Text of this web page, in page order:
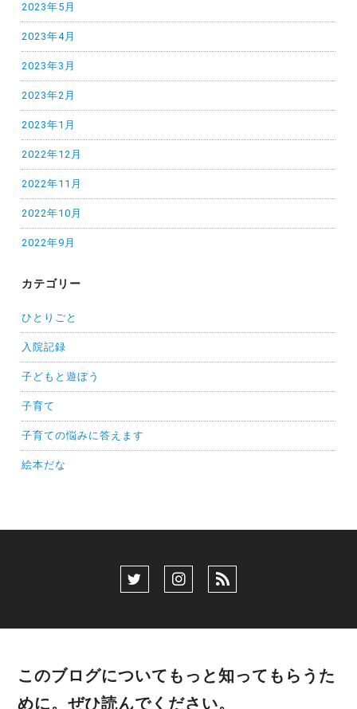
2023年5月
2023年4月
2023年3月
2023年2月
2023年1月
2022年12月
2022年11月
2022年10月
2022年9月
カテゴリー
ひとりごと
入院記録
子どもと遊ぼう
子育て
子育ての悩みに答えます
絵本だな
このブログについてもっと知ってもらうた
めに。ぜひ読んでください。